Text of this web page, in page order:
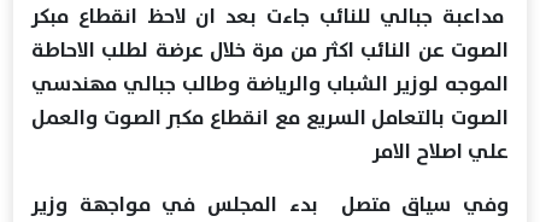
مداعبة جبالي للنائب جاءت بعد ان لاحظ انقطاع مبكر
الصوت عن النائب اكثر من مرة خلال عرضة لطلب الاحاطة
الموجه لوزير الشباب والرياضة وطالب جبالي مهندسي
الصوت بالتعامل السريع مع انقطاع مكبر الصوت والعمل
علي اصلاح الامر
وفي سياق متصل بدء المجلس في مواجهة وزير